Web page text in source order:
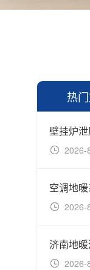
热
壁挂炉
2026-
空调地
2026-
济南地
2026-